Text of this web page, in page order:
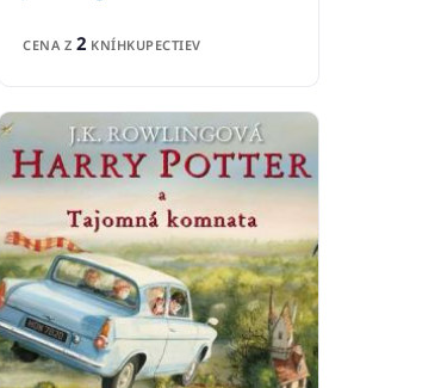
CENA Z 2 KNÍHKUPECTIEV